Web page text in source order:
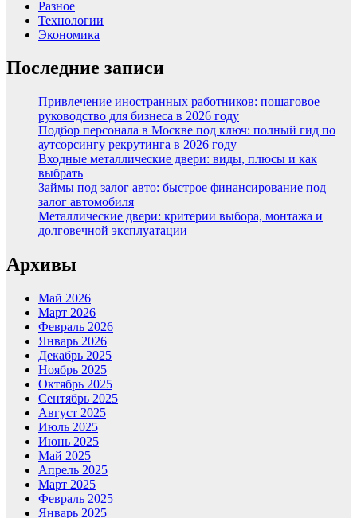
Разное
Технологии
Экономика
Последние записи
Привлечение иностранных работников: пошаговое
руководство для бизнеса в 2026 году
Подбор персонала в Москве под ключ: полный гид по
аутсорсингу рекрутинга в 2026 году
Входные металлические двери: виды, плюсы и как
выбрать
Займы под залог авто: быстрое финансирование под
залог автомобиля
Металлические двери: критерии выбора, монтажа и
долговечной эксплуатации
Архивы
Май 2026
Март 2026
Февраль 2026
Январь 2026
Декабрь 2025
Ноябрь 2025
Октябрь 2025
Сентябрь 2025
Август 2025
Июль 2025
Июнь 2025
Май 2025
Апрель 2025
Март 2025
Февраль 2025
Январь 2025